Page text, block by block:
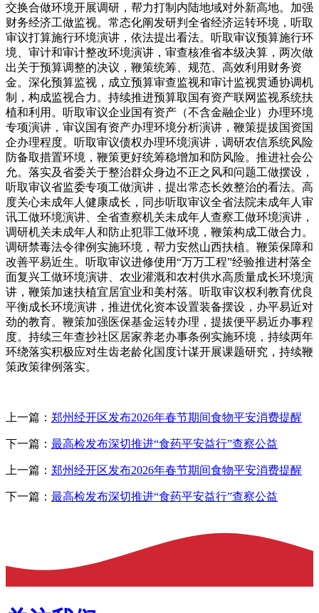
交换合做环境开展调研，帮力打制内陆地域对外新高地。加强
财务经济工做监视。常态化阐发研判全省经济运转环境，听取
审议打算施行环境演讲，依法提出看法。听取审议预算施行环
境、审计和审计整改环境演讲，审查核准省本级决算，两次做
出关于预算调整的决议，鞭策统筹、规范、高效利用财务资
金。深化预算监视，成立预算审查监视和审计监视贯通协调机
制，构成监视合力。持续推进预算取国有资产联网监视系统扶
植和利用。听取审议企业国有资产（不含金融企业）办理环境
专项演讲，审议国有资产办理环境分析演讲，鞭策提拔国资国
企办理程度。听取审议债权办理环境演讲，调研农信系统风险
防备取措置环境，鞭策更好统筹稳增加和防风险。推进社会公
允。落实及省委关于整治群众身边不正之风和问题工做摆设，
听取审议省监委专项工做演讲，提出常态长效整治的看法。高
度关心未成年人健康成长，同步听取审议全省法院未成年人审
讯工做环境演讲、全省查察机关未成年人查察工做环境演讲，
调研机关未成年人和防止犯罪工做环境，鞭策构成工做合力。
调研禁毒法令律例实施环境，帮力安然山西扶植。鞭策保障和
改善平易近生。听取审议进修使用“万万工程”经验推进村落全
面复兴工做环境演讲、农业灌溉和农村供水高质量成长环境演
讲，鞭策加速扶植宜居宜业和美村落。听取审议权利教育优良
平衡成长环境演讲，推进优化资本设置装备摆设，办平易近对
劲的教育。鞭策加强医保基金运转办理，提拔便平易近办事程
度。持续三年查抄社区居家养老办事条例实施环境，持续两年
环绕落实积极应对生齿老龄化国度计谋开展课题研究，持续鞭
策政策律例落实。
上一篇： 郑州经开区发布2026年春节期间食物平安消费提醒
下一篇： 最高检发布深切推进“食药平安益行”查察公益
上一篇： 郑州经开区发布2026年春节期间食物平安消费提醒
下一篇： 最高检发布深切推进“食药平安益行”查察公益